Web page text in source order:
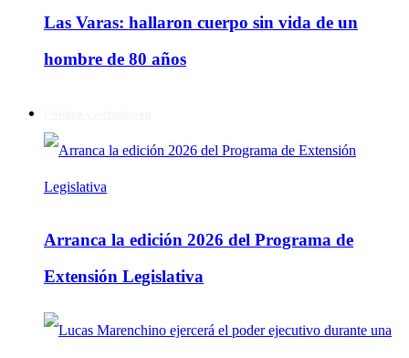
Las Varas: hallaron cuerpo sin vida de un
hombre de 80 años
Arranca la edición 2026 del Programa de
Extensión Legislativa